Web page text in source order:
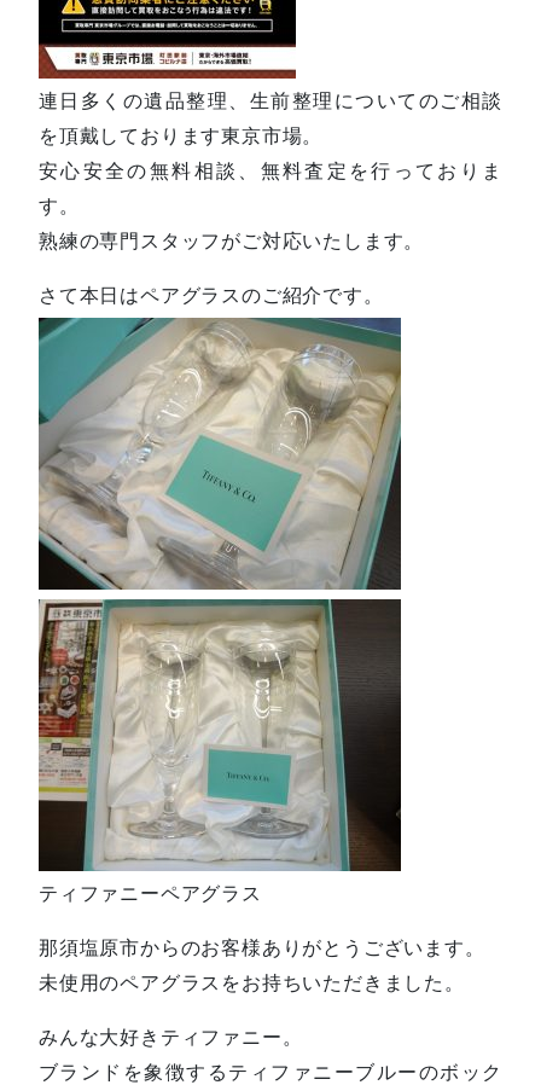
連日多くの遺品整理、生前整理についてのご相談
を頂戴しております東京市場。
安心安全の無料相談、無料査定を行っておりま
す。
熟練の専門スタッフがご対応いたします。
さて本日はペアグラスのご紹介です。
ティファニーペアグラス
那須塩原市からのお客様ありがとうございます。
未使用のペアグラスをお持ちいただきました。
みんな大好きティファニー。
ブランドを象徴するティファニーブルーのボック